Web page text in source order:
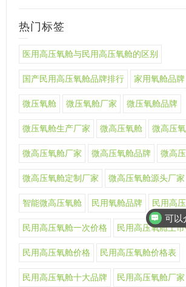
热门标签
医用高压氧舱与民用高压氧舱的区别
国产民用高压氧舱品牌排行 家用氧舱品牌
微压氧舱 微压氧舱厂家 微压氧舱品牌
微压氧舱生产厂家 微高压氧舱 微高压
微高压氧舱厂家 微高压氧舱品牌 微高
微高压氧舱定制厂家 微高压氧舱源头厂家
智能微高压氧舱 民用氧舱品牌 民用高
民用高压氧舱一次价格 民用高压氧舱上
民用高压氧舱价格 民用高压氧舱价格表
民用高压氧舱十大品牌 民用高压氧舱厂家